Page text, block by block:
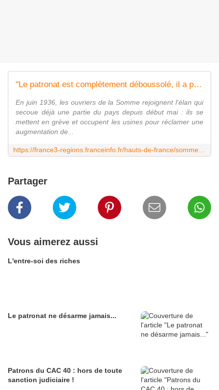
"Le patronat est complètement déboussolé, il a peur d'une révolution" : quand des milliers d'ouvriers grévistes occupaient les usines de la Somme en 1936
En juin 1936, les ouvriers de la Somme rejoignent l'élan qui
secoue déjà une partie du pays depuis début mai : ils se
mettent en grève et occupent les usines pour réclamer une
augmentation de...
Partager
Vous aimerez aussi
L'entre-soi des riches
Le patronat ne désarme jamais...
Patrons du CAC 40 : hors de toute
sanction judiciaire !